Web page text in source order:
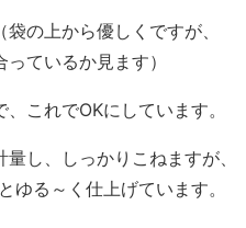
の上から優しくですが、
ているか見ます）
これでOKにしています。
し、しっかりこねますが、
ゆる～く仕上げています。